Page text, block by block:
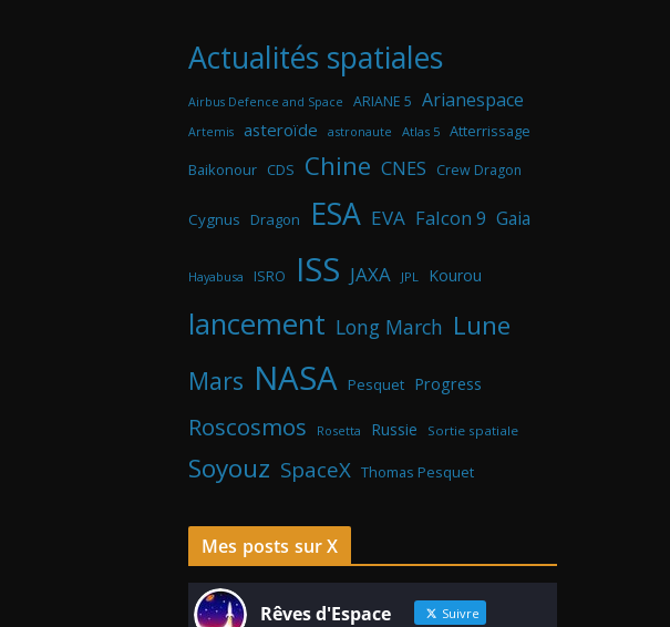
Actualités spatiales
Airbus Defence and Space ARIANE 5 Arianespace
Artemis asteroïde astronaute Atlas 5 Atterrissage
Baikonour CDS Chine CNES Crew Dragon
Cygnus Dragon ESA EVA Falcon 9 Gaia
Hayabusa ISRO ISS JAXA JPL Kourou
lancement Long March Lune
Mars NASA Pesquet Progress
Roscosmos Rosetta Russie Sortie spatiale
Soyouz SpaceX Thomas Pesquet
Mes posts sur X
Rêves d'Espace Suivre